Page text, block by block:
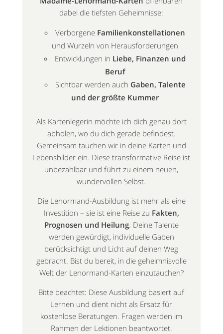
dabei die tiefsten Geheimnisse:
Verborgene Familienkonstellationen
und Wurzeln von Herausforderungen
Entwicklungen in Liebe, Finanzen und
Beruf
Sichtbar werden auch Gaben, Talente
und der größte Kummer
Als Kartenlegerin möchte ich dich genau dort
abholen, wo du dich gerade befindest.
Gemeinsam tauchen wir in deine Karten und
Lebensbilder ein. Diese transformative Reise ist
unbezahlbar und führt zu einem neuen,
wundervollen Selbst.
Die Lenormand-Ausbildung ist mehr als eine
Investition – sie ist eine Reise zu Fakten,
Prognosen und Heilung. Deine Talente
werden gewürdigt, individuelle Gaben
berücksichtigt und Licht auf deinen Weg
gebracht. Bist du bereit, in die geheimnisvolle
Welt der Lenormand-Karten einzutauchen?
Bitte beachtet: Diese Ausbildung basiert auf
Lernen und dient nicht als Ersatz für
kostenlose Beratungen. Fragen werden im
Rahmen der Lektionen beantwortet.